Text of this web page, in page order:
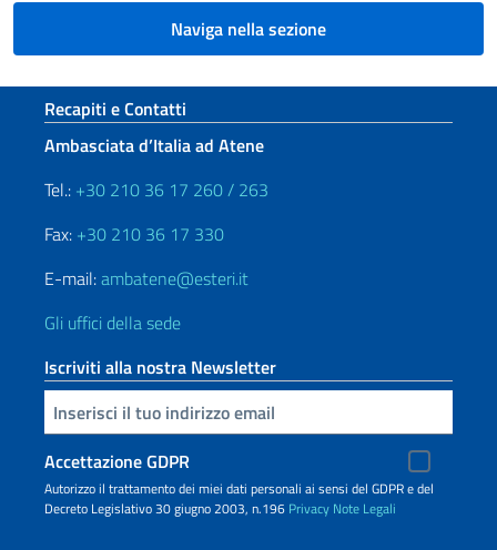
Naviga nella sezione
Sezione footer
Recapiti e Contatti
Ambasciata d’Italia ad Atene
Tel.: +30 210 36 17 260 / 263
Fax: +30 210 36 17 330
E-mail:ambatene@esteri.it
Gli uffici della sede
Iscriviti alla nostra Newsletter
Inserisci la tua email
Accettazione GDPR
Autorizzo il trattamento dei miei dati personali ai sensi del GDPR e del
Decreto Legislativo 30 giugno 2003, n.196 Privacy Note Legali